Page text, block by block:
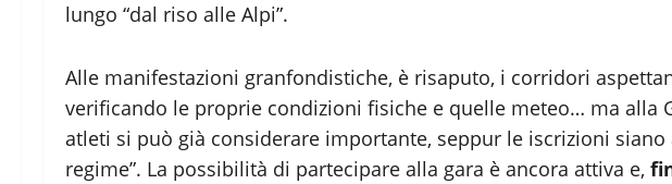
lungo “dal riso alle Alpi”.
Alle manifestazioni granfondistiche, è risaputo, i corridori
verificando le proprie condizioni fisiche e quelle meteo… ma alla
atleti si può già considerare importante, seppur le iscrizioni siano
regime”. La possibilità di partecipare alla gara è ancora attiva e,